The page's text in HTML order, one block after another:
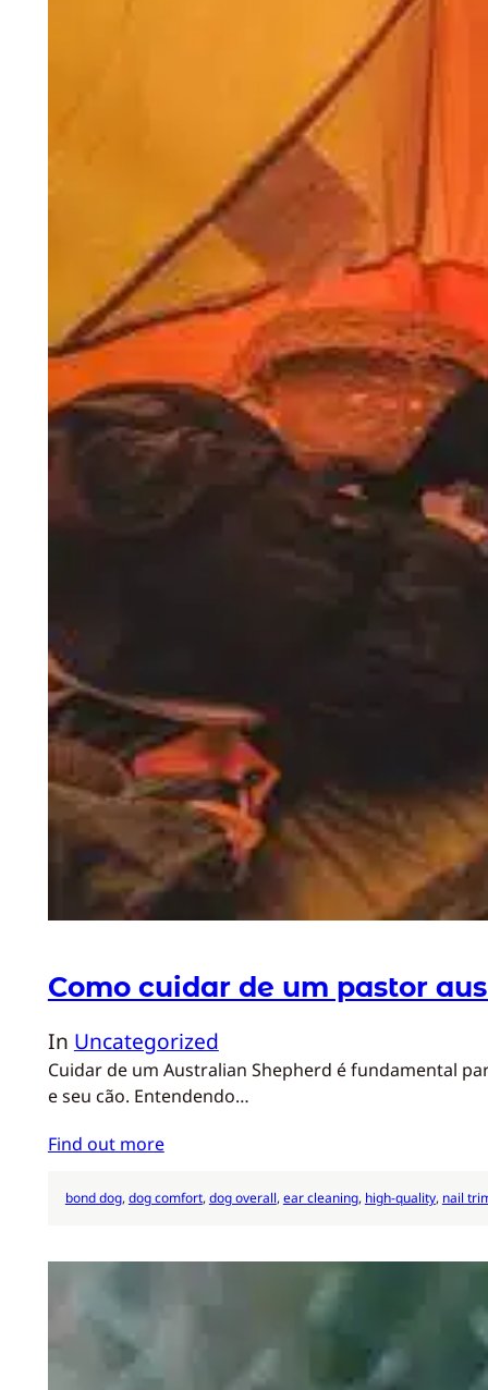
Como cuidar de um pastor
In Uncategorized
Cuidar de um Australian Shepherd é fundamental
e seu cão. Entendendo…
Find out more
bond dog, dog comfort, dog overall, ear cleaning, high-quality, nail